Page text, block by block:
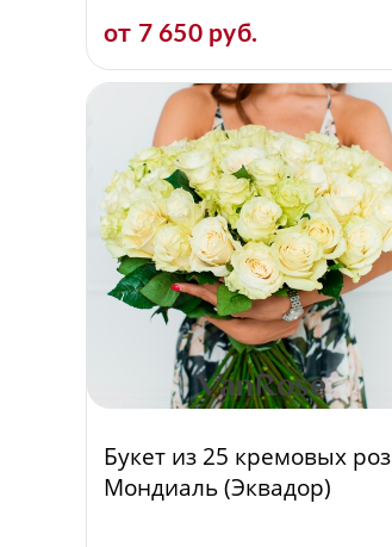
от 7 650 руб.
Букет из 25 кремовых роз
Мондиаль (Эквадор)